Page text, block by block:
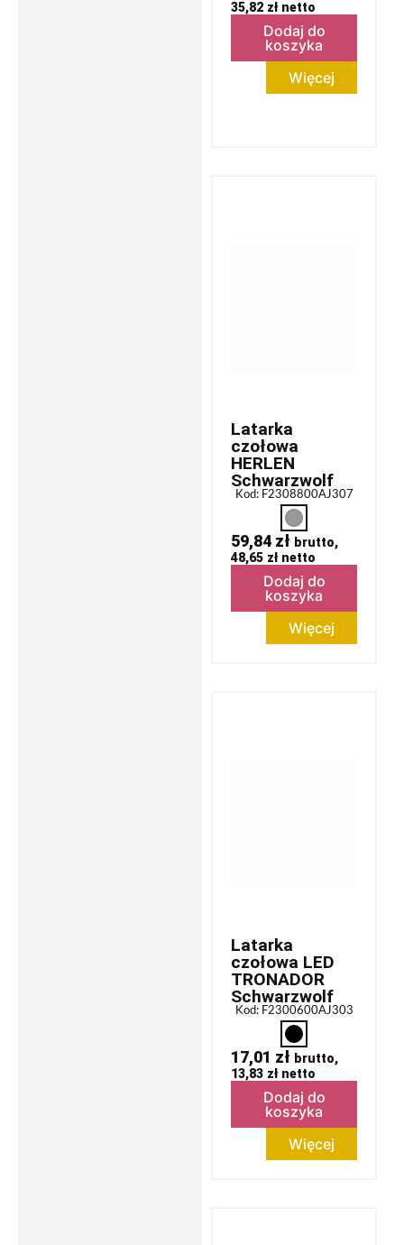
35,82 złnetto
Dodaj do
koszyka
Więcej
Latarka
czołowa
HERLEN
Schwarzwolf
Kod: F2308800AJ307
59,84 zł brutto,
48,65 złnetto
Dodaj do
koszyka
Więcej
Latarka
czołowa LED
TRONADOR
Schwarzwolf
Kod: F2300600AJ303
17,01 zł brutto,
13,83 złnetto
Dodaj do
koszyka
Więcej